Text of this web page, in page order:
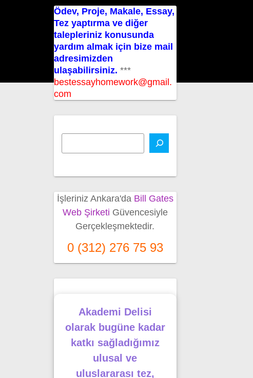
Ödev, Proje, Makale, Essay,
Tez yaptırma ve diğer
talepleriniz konusunda
yardım almak için bize mail
adresimizden
ulaşabilirsiniz. ***
bestessayhomework@gmail.
com
İşleriniz Ankara'da Bill Gates
Web Şirketi Güvencesiyle
Gerçekleşmektedir.
0 (312) 276 75 93
Akademi Delisi
olarak bugüne kadar
katkı sağladığımız
ulusal ve
uluslararası tez,